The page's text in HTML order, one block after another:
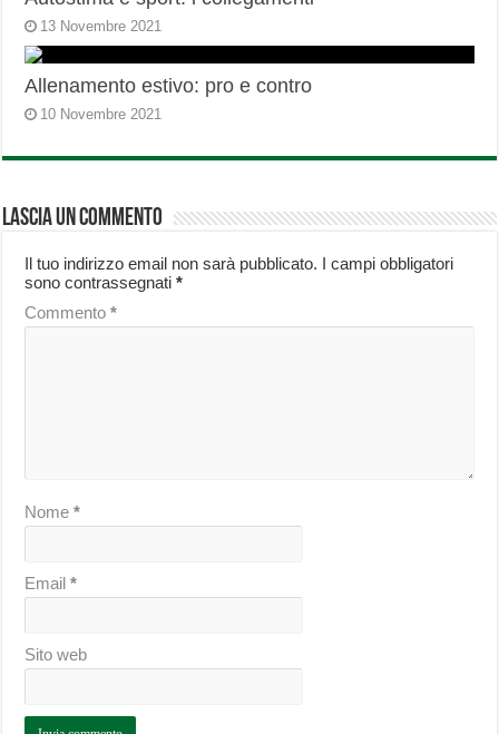
13 Novembre 2021
Allenamento estivo: pro e contro
10 Novembre 2021
Lascia un commento
Il tuo indirizzo email non sarà pubblicato. I campi obbligatori
sono contrassegnati*
Commento*
Nome*
Email*
Sito web